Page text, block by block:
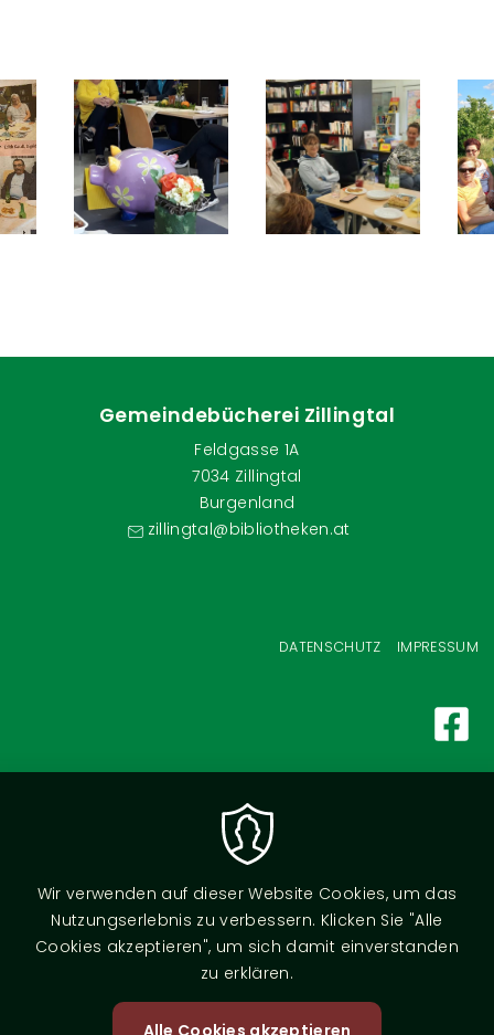
Gemeindebücherei Zillingtal
Feldgasse 1A
7034 Zillingtal
Burgenland
zillingtal@bibliotheken.at
DATENSCHUTZ IMPRESSUM
Wir verwenden auf dieser Website Cookies, um das
Nutzungserlebnis zu verbessern. Klicken Sie "Alle
Cookies akzeptieren", um sich damit einverstanden
zu erklären.
Alle Cookies akzeptieren